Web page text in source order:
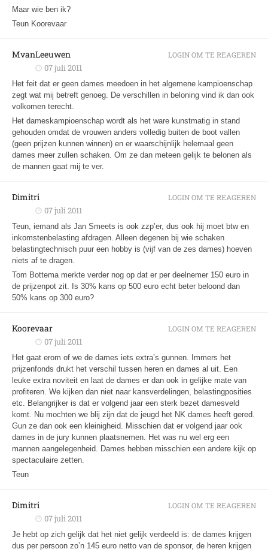
Maar wie ben ik?
Teun Koorevaar
MvanLeeuwen
07 juli 2011
Het feit dat er geen dames meedoen in het algemene kampioenschap
zegt wat mij betreft genoeg. De verschillen in beloning vind ik dan ook
volkomen terecht.
Het dameskampioenschap wordt als het ware kunstmatig in stand
gehouden omdat de vrouwen anders volledig buiten de boot vallen
(geen prijzen kunnen winnen) en er waarschijnlijk helemaal geen
dames meer zullen schaken. Om ze dan meteen gelijk te belonen als
de mannen gaat mij te ver.
LOGIN OM TE REAGEREN
Dimitri
07 juli 2011
Teun, iemand als Jan Smeets is ook zzp’er, dus ook hij moet btw en
inkomstenbelasting afdragen. Alleen degenen bij wie schaken
belastingtechnisch puur een hobby is (vijf van de zes dames) hoeven
niets af te dragen.
Tom Bottema merkte verder nog op dat er per deelnemer 150 euro in
de prijzenpot zit. Is 30% kans op 500 euro echt beter beloond dan
50% kans op 300 euro?
LOGIN OM TE REAGEREN
Koorevaar
07 juli 2011
Het gaat erom of we de dames iets extra’s gunnen. Immers het
prijzenfonds drukt het verschil tussen heren en dames al uit. Een
leuke extra noviteit en laat de dames er dan ook in gelijke mate van
profiteren. We kijken dan niet naar kansverdelingen, belastingposities
etc. Belangrijker is dat er volgend jaar een sterk bezet damesveld
komt. Nu mochten we blij zijn dat de jeugd het NK dames heeft gered.
Gun ze dan ook een kleinigheid. Misschien dat er volgend jaar ook
dames in de jury kunnen plaatsnemen. Het was nu wel erg een
mannen aangelegenheid. Dames hebben misschien een andere kijk op
spectaculaire zetten.
Teun
LOGIN OM TE REAGEREN
Dimitri
07 juli 2011
Je hebt op zich gelijk dat het niet gelijk verdeeld is: de dames krijgen
dus per persoon zo’n 145 euro netto van de sponsor, de heren krijgen
LOGIN OM TE REAGEREN